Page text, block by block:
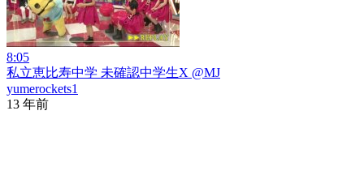
8:05
私立恵比寿中学 未確認中学生X @MJ
yumerockets1
13 年前